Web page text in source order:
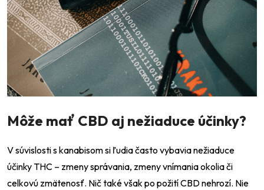
Môže mať CBD aj nežiaduce účinky?
V súvislosti s kanabisom si ľudia často vybavia nežiaduce
účinky THC – zmeny správania, zmeny vnímania okolia či
celkovú zmätenosť. Nič také však po požití CBD nehrozí. Nie